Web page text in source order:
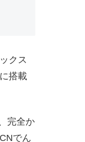
クス
搭載
完全か
でん